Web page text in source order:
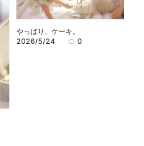
やっぱり、ケーキ。
2026/5/24
0